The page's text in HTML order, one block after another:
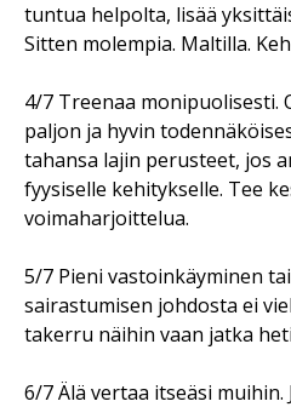
tuntua helpolta, lisää
Sitten molempia. Maltilla.
4/7 Treenaa monipuolisesti.
paljon ja hyvin
tahansa lajin perusteet, jos
fyysiselle kehitykselle. Tee
voimaharjoittelua.
5/7 Pieni vastoinkäyminen
sairastumisen johdosta ei
takerru näihin vaan jatka
6/7 Älä vertaa itseäsi